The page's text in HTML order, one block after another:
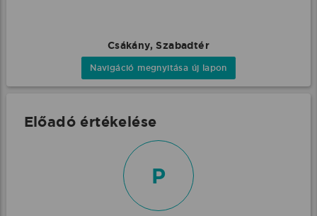
Csákány, Szabadtér
Navigáció megnyitása új lapon
Előadó értékelése
P